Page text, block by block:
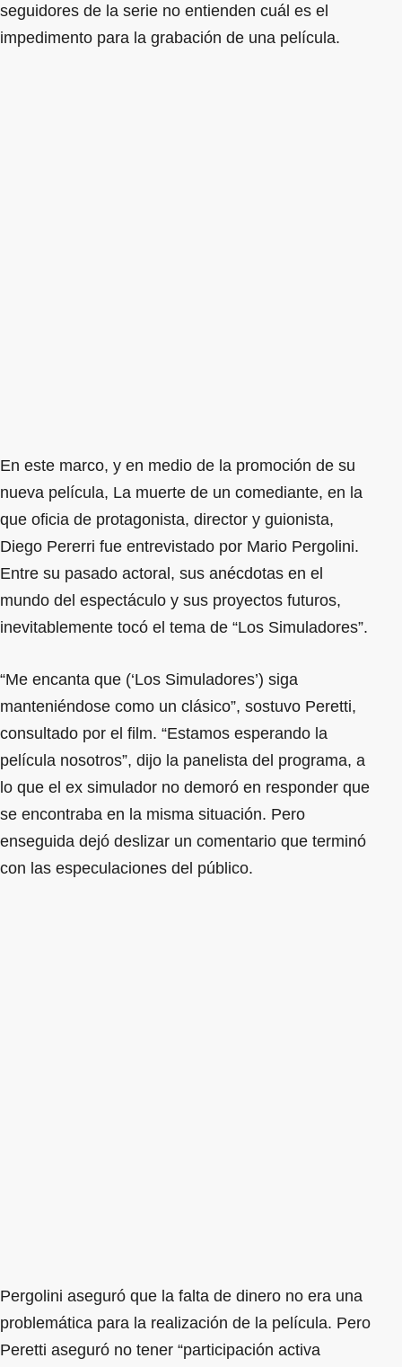
seguidores de la serie no entienden cuál es el
impedimento para la grabación de una película.
En este marco, y en medio de la promoción de su
nueva película, La muerte de un comediante, en la
que oficia de protagonista, director y guionista,
Diego Pererri fue entrevistado por Mario Pergolini.
Entre su pasado actoral, sus anécdotas en el
mundo del espectáculo y sus proyectos futuros,
inevitablemente tocó el tema de “Los Simuladores”.
“Me encanta que (‘Los Simuladores’) siga
manteniéndose como un clásico”, sostuvo Peretti,
consultado por el film. “Estamos esperando la
película nosotros”, dijo la panelista del programa, a
lo que el ex simulador no demoró en responder que
se encontraba en la misma situación. Pero
enseguida dejó deslizar un comentario que terminó
con las especulaciones del público.
Pergolini aseguró que la falta de dinero no era una
problemática para la realización de la película. Pero
Peretti aseguró no tener “participación activa